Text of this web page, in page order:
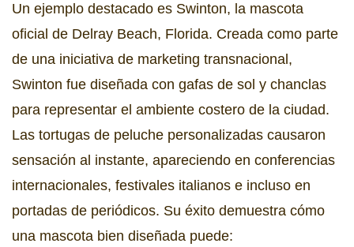
Un ejemplo destacado es Swinton, la mascota
oficial de Delray Beach, Florida. Creada como parte
de una iniciativa de marketing transnacional,
Swinton fue diseñada con gafas de sol y chanclas
para representar el ambiente costero de la ciudad.
Las tortugas de peluche personalizadas causaron
sensación al instante, apareciendo en conferencias
internacionales, festivales italianos e incluso en
portadas de periódicos. Su éxito demuestra cómo
una mascota bien diseñada puede: